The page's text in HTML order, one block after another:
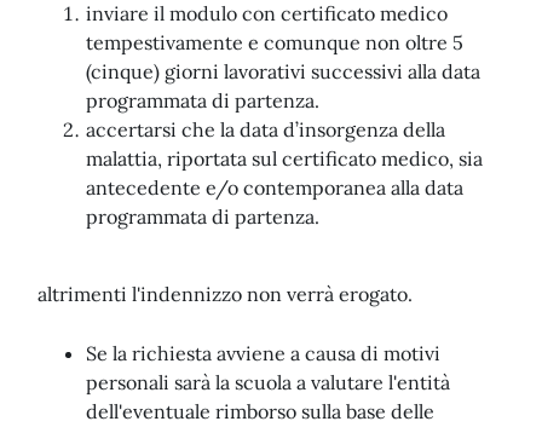
inviare il modulo con certificato medico
tempestivamente e comunque non oltre 5
(cinque) giorni lavorativi successivi alla data
programmata di partenza.
accertarsi che la data d’insorgenza della
malattia, riportata sul certificato medico, sia
antecedente e/o contemporanea alla data
programmata di partenza.
altrimenti l'indennizzo non verrà erogato.
Se la richiesta avviene a causa di motivi
personali sarà la scuola a valutare l'entità
dell'eventuale rimborso sulla base delle